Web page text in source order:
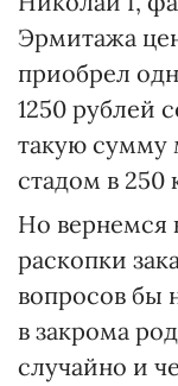
Эрмитажа
приобрел
1250 рублей
такую сумму
стадом в 250
Но вернемся
раскопки
вопросов бы
в закрома
случайно и